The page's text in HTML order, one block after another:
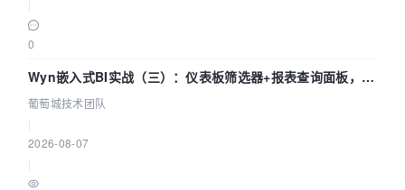
0
Wyn嵌入式BI实战（三）：仪表板筛选器+报表查询面板，参
数联动全闭环
葡萄城技术团队
2026-08-07